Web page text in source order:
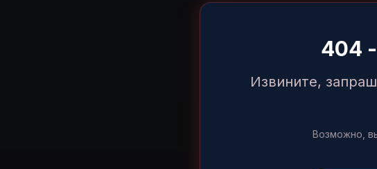
404
Извините,
Возможно,